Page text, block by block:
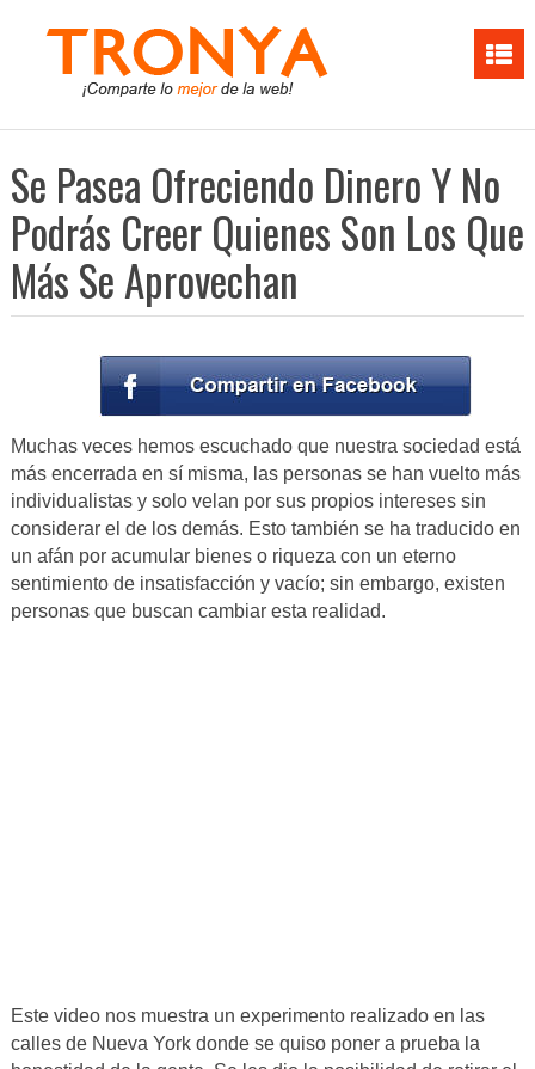
Se Pasea Ofreciendo Dinero Y No
Podrás Creer Quienes Son Los Que
Más Se Aprovechan
Muchas veces hemos escuchado que nuestra sociedad está
más encerrada en sí misma, las personas se han vuelto más
individualistas y solo velan por sus propios intereses sin
considerar el de los demás. Esto también se ha traducido en
un afán por acumular bienes o riqueza con un eterno
sentimiento de insatisfacción y vacío; sin embargo, existen
personas que buscan cambiar esta realidad.
Este video nos muestra un experimento realizado en las
calles de Nueva York donde se quiso poner a prueba la